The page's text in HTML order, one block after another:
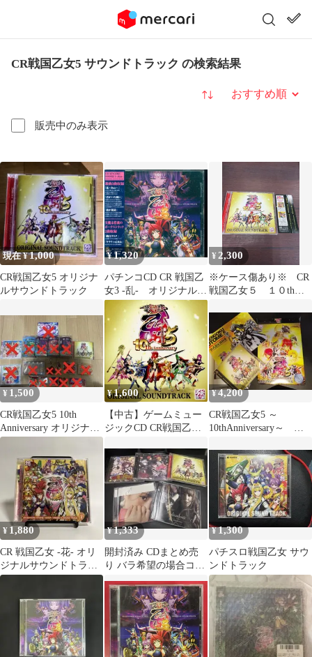
CR戦国乙女5 サウンドトラック の検索結果
販売中のみ表示
並び替え
現在 ¥1,000
CR戦国乙女5 オリジナ
ルサウンドトラック
¥1,320
パチンコCD CR 戦国乙
女3 -乱- オリジナルサ
ウンドトラック
¥ 2,300
※ケース傷あり※ CR
戦国乙女５ １０th
サウンドトラック
¥ 1,500
CR戦国乙女5 10th
Anniversary オリジナル
サウンドトラック
¥1,600
【中古】ゲームミュー
ジックCD CR戦国乙女
ジナルサウンドトラッ
ク [通常盤]
¥4,200
CR戦国乙女5 ～
10thAnniversary～ 数
¥ 1,880
CR 戦国乙女 -花- オリ
ジナルサウンドトラッ
ク
¥1,333
開封済み CDまとめ売
り バラ希望の場合コメ
ントください
¥1,300
パチスロ戦国乙女 サウ
ンドトラック